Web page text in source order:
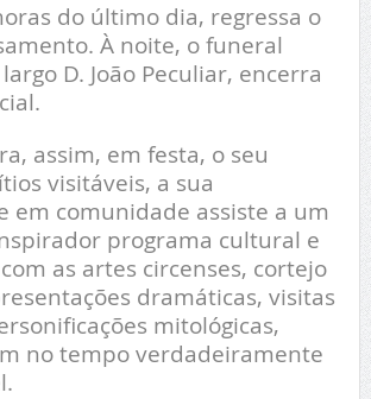
do último dia, regressa o
À noite, o funeral
D. João Peculiar, encerra
assim, em festa, o seu
visitáveis, a sua
em comunidade assiste a um
programa cultural e
as artes circenses, cortejo
dramáticas, visitas
mitológicas,
no tempo verdadeiramente